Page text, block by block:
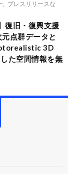
プレスリリースな
復旧・復興支援
点群データと
3D
た空間情報を無